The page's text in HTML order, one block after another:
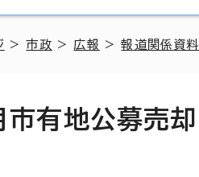
>市政 > 広報 >報道関係資料
有地公募売却